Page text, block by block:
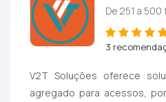
De 251 a
3
V2T Soluções oferece
agregado para acessos,